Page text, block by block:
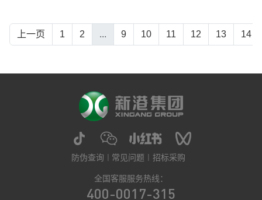
上一页 1 2 ... 9 10 11 12 13 14
防伪查询 常见问题 招标采购
全国客服服务热线：
400-0017-315